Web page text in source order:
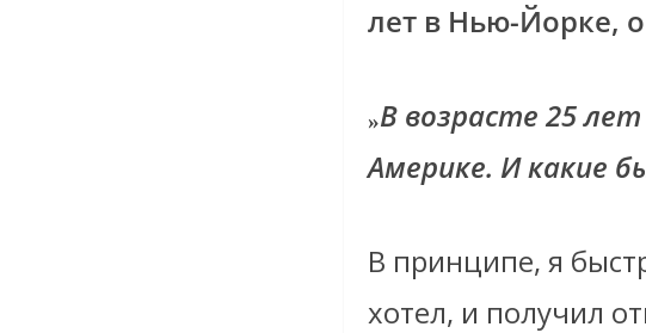
лет в Нью-Йорке,
»В возрасте 25
Америке. И какие
В принципе, я
хотел, и получил